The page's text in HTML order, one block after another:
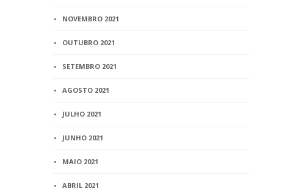
NOVEMBRO 2021
OUTUBRO 2021
SETEMBRO 2021
AGOSTO 2021
JULHO 2021
JUNHO 2021
MAIO 2021
ABRIL 2021